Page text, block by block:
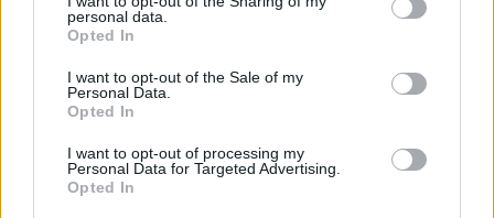
personal data.
Opted In
I want to opt-out of the Sale of my
Personal Data.
Opted In
I want to opt-out of processing my
Personal Data for Targeted Advertising.
Opted In
adeguati a incentivare l’installazione del 5G; i produttori di
telefoni e tablet, che distribuiranno dispositivi in grado di
e piattaforme digitali, che in vista di una diversificazione dei
prezzi saranno chiamati a elaborare l’offerta dei nuovi servizi
garantiti dal 5G (la realtà aumentata, per esempio) in consonanza
con le esigenze degli operatori di rete. Magari con partnership
studiate allo scopo.